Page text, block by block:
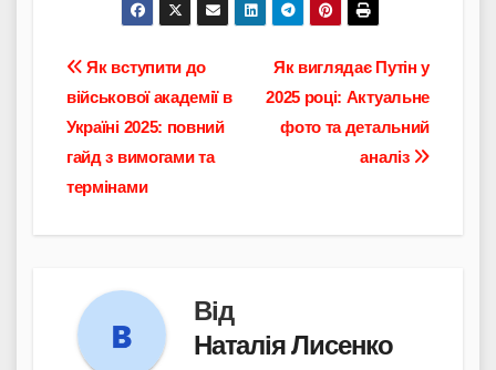
Навігація
записів
Як виглядає Путін у
2025 році: Актуальне
фото та детальний
аналіз
Як вступити до
військової академії в
Україні 2025: повний
гайд з вимогами та
термінами
Від
Наталія Лисенко